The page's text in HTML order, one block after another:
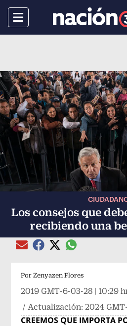
Menu
Los consejos que
recibiendo una
Compartir el artículo actual
Compartir el artículo actual
Compartir el artículo
Compartir el
Por Zenyazen Flores
2019 GMT-6-03-28 | 10:29
/ Actualización:2024
CREEMOS QUE IMPORTA